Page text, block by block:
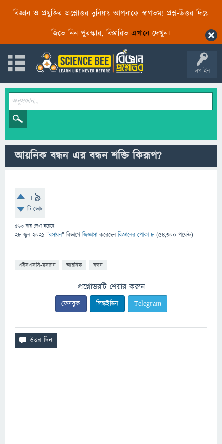
বিজ্ঞান ও প্রযুক্তির প্রশ্নোত্তর দুনিয়ায় আপনাকে স্বাগতম! প্রশ্ন-উত্তর দিয়ে
জিতে নিন পুরস্কার, বিস্তারিত এখানেদেখুন।
লগ ইন
আয়নিক বন্ধন এর বন্ধন শক্তি কিরূপ?
+9
টি ভোট
563 বার দেখা হয়েছে
28 জুন 2021 "রসায়ন" বিভাগে জিজ্ঞাসাকরেছেনবিজ্ঞানের পোকা ৮ (54,300 পয়েন্ট)
এইসএসসি-রসায়ন আয়নিক বন্ধন
প্রশ্নোত্তরটি শেয়ার করুন
ফেসবুক লিঙ্কইডিন Telegram